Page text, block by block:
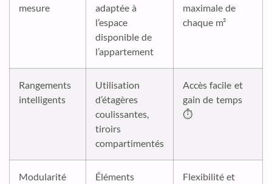
mesure
adaptée à
l’espace
disponible de
l’appartement
maximale de
chaque m²
Rangements
intelligents
Utilisation
d’étagères
coulissantes,
tiroirs
compartimentés
Accès facile et
gain de temps
⏱️
Modularité
Éléments
Flexibilité et